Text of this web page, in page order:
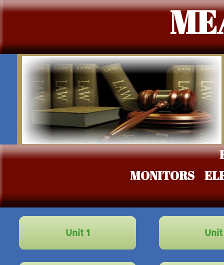
MONITORS